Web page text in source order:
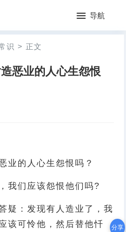
导航
识 > 正文
恶业的人心生怨恨
业的人心生怨恨吗？
我们应该怨恨他们吗?
疑：发现有人造业了，我
该可怜他，然后替他忏
分享